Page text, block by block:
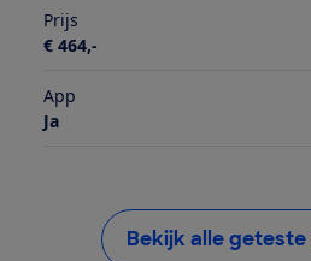
Prijs
€ 464,-
App
Ja
Bekijk alle